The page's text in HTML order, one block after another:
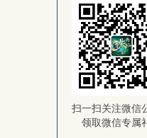
扫一扫关注微信
领取微信专属